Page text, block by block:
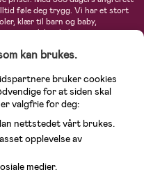
føle deg trygg. Vi har et stort
klær til barn og baby,
interiør, leker, babyustyr og mye
KidKraft, Ergobaby, Philips
kan brukes.
bruker cookies
for at siden skal
valgfrie for deg:
nettstedet vårt brukes.
opplevelse av
medier.